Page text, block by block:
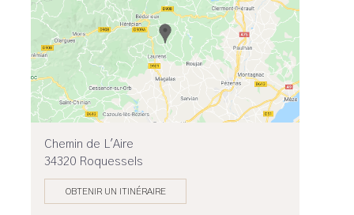
Chemin de L'Aire
34320 Roquessels
OBTENIR UN ITINÉRAIRE